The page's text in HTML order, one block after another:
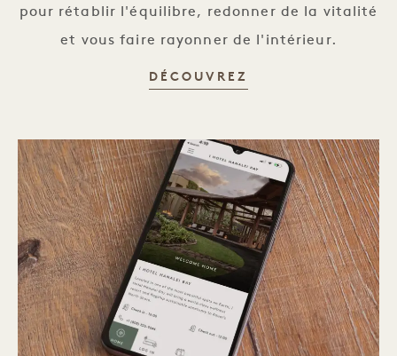
pour rétablir l'équilibre, redonner de la vitalité
et vous faire rayonner de l'intérieur.
DÉCOUVREZ